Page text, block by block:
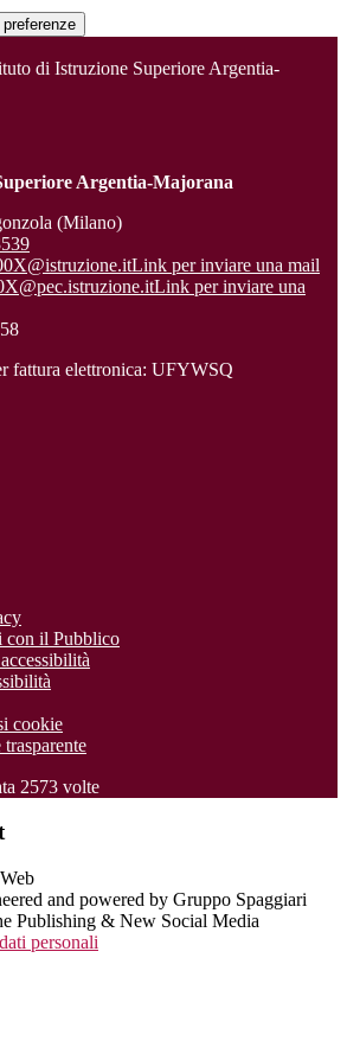
di Istruzione Superiore Argentia-
Argentia-Majorana
(Milano)
Link per inviare una mail
Link per inviare una
fattura elettronica: UFYWSQ
il Pubblico
cookie
2573 volte
and powered by Gruppo Spaggiari
Publishing & New Social Media
personali